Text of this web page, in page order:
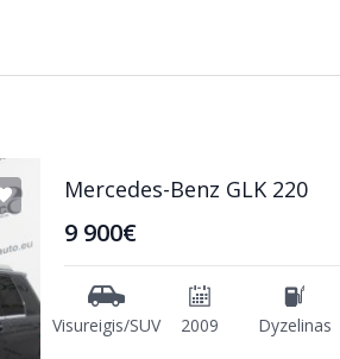
Mercedes-Benz GLK 220
9 900€
Visureigis/SUV 2009 Dyzelinas